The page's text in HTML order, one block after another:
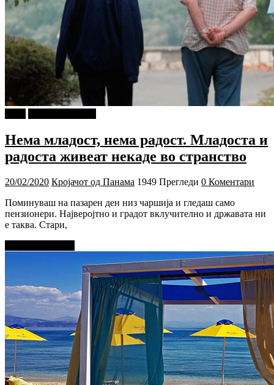
Нема младост, нема радост. Младоста и
радоста живеат некаде во странство
20/02/2020 Кројачот од Панама 1949 Прегледи 0 Коментари
Поминуваш на пазарен ден низ чаршија и гледаш само
пензионери. Најверојтно и градот вклучително и државата ни
е таква. Стари,